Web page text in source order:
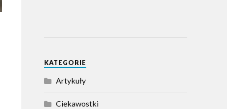
KATEGORIE
Artykuły
Ciekawostki